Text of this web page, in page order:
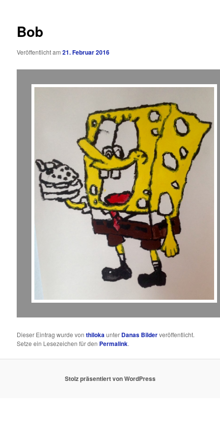
Bob
Veröffentlicht am21. Februar 2016
Dieser Eintrag wurde vonthilokaunter Danas Bilderveröffentlicht.
Setze ein Lesezeichen für den Permalink.
Stolz präsentiert von WordPress